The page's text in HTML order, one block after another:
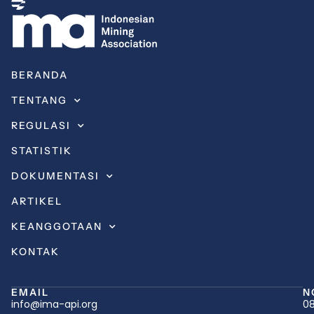
BERANDA
TENTANG
REGULASI
STATISTIK
DOKUMENTASI
ARTIKEL
KEANGGOTAAN
KONTAK
EMAIL
info@ima-api.org